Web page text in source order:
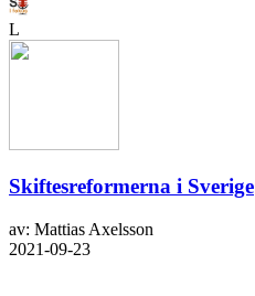
L
Skiftesreformerna i Sverige
av: Mattias Axelsson
2021-09-23